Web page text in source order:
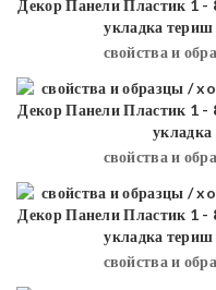
свойства и
свойства и
свойства и